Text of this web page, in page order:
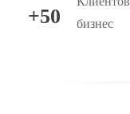
+50
бизнес